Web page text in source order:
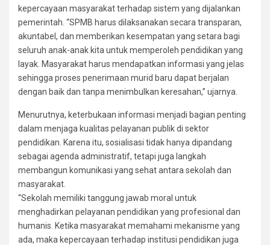
kepercayaan masyarakat terhadap sistem yang dijalankan
pemerintah. “SPMB harus dilaksanakan secara transparan,
akuntabel, dan memberikan kesempatan yang setara bagi
seluruh anak-anak kita untuk memperoleh pendidikan yang
layak. Masyarakat harus mendapatkan informasi yang jelas
sehingga proses penerimaan murid baru dapat berjalan
dengan baik dan tanpa menimbulkan keresahan,” ujarnya.
Menurutnya, keterbukaan informasi menjadi bagian penting
dalam menjaga kualitas pelayanan publik di sektor
pendidikan. Karena itu, sosialisasi tidak hanya dipandang
sebagai agenda administratif, tetapi juga langkah
membangun komunikasi yang sehat antara sekolah dan
masyarakat.
“Sekolah memiliki tanggung jawab moral untuk
menghadirkan pelayanan pendidikan yang profesional dan
humanis. Ketika masyarakat memahami mekanisme yang
ada, maka kepercayaan terhadap institusi pendidikan juga